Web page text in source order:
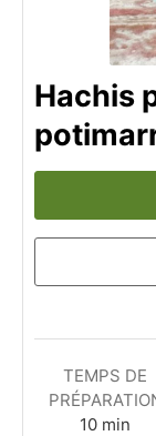
Hachis
TEMPS DE
10minutes
min